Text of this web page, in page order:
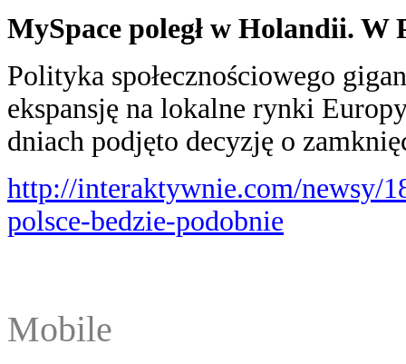
MySpace poległ w Holandii. W
Polityka społecznościowego
ekspansję na lokalne rynki
dniach podjęto decyzję o
http://interaktywnie.com/newsy/
polsce-bedzie-podobnie
Mobile